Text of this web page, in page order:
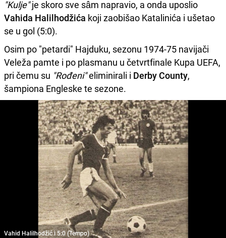
"Kulje"je skoro sve sâm napravio, a onda uposlio
Vahida Halilhodžića koji zaobišao Katalinića i ušetao
se u gol (5:0).
Osim po "petardi" Hajduku, sezonu 1974-75 navijači
Veleža pamte i po plasmanu u četvrtfinale Kupa UEFA,
pri čemu su "Rođeni"eliminirali i Derby County,
šampiona Engleske te sezone.
Vahid Halilhodžić i 5:0 (Tempo)